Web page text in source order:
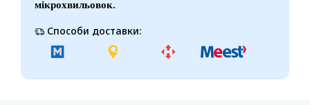
мікрохвильовок.
Способи доставки: